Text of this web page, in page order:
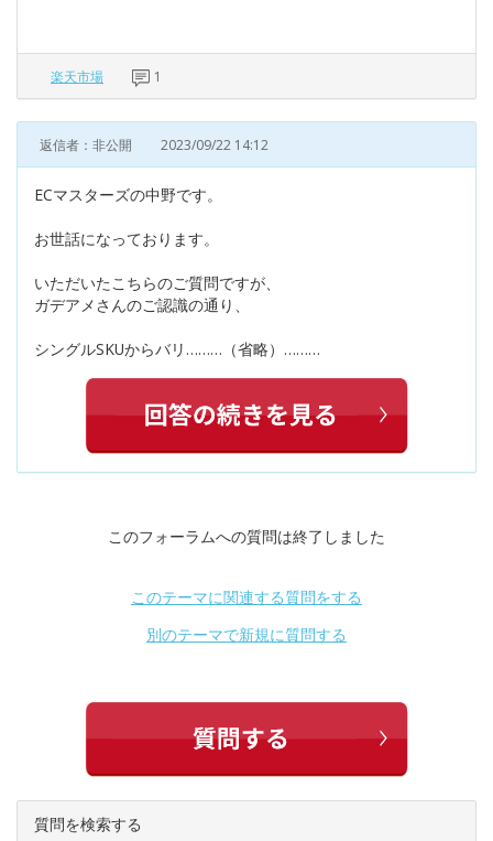
楽天市場 1
返信者：非公開 2023/09/22 14:12
ECマスターズの中野です。
お世話になっております。
いただいたこちらのご質問ですが、
ガデアメさんのご認識の通り、
シングルSKUからバリ………（省略）………
このフォーラムへの質問は終了しました
このテーマに関連する質問をする
別のテーマで新規に質問する
質問を検索する